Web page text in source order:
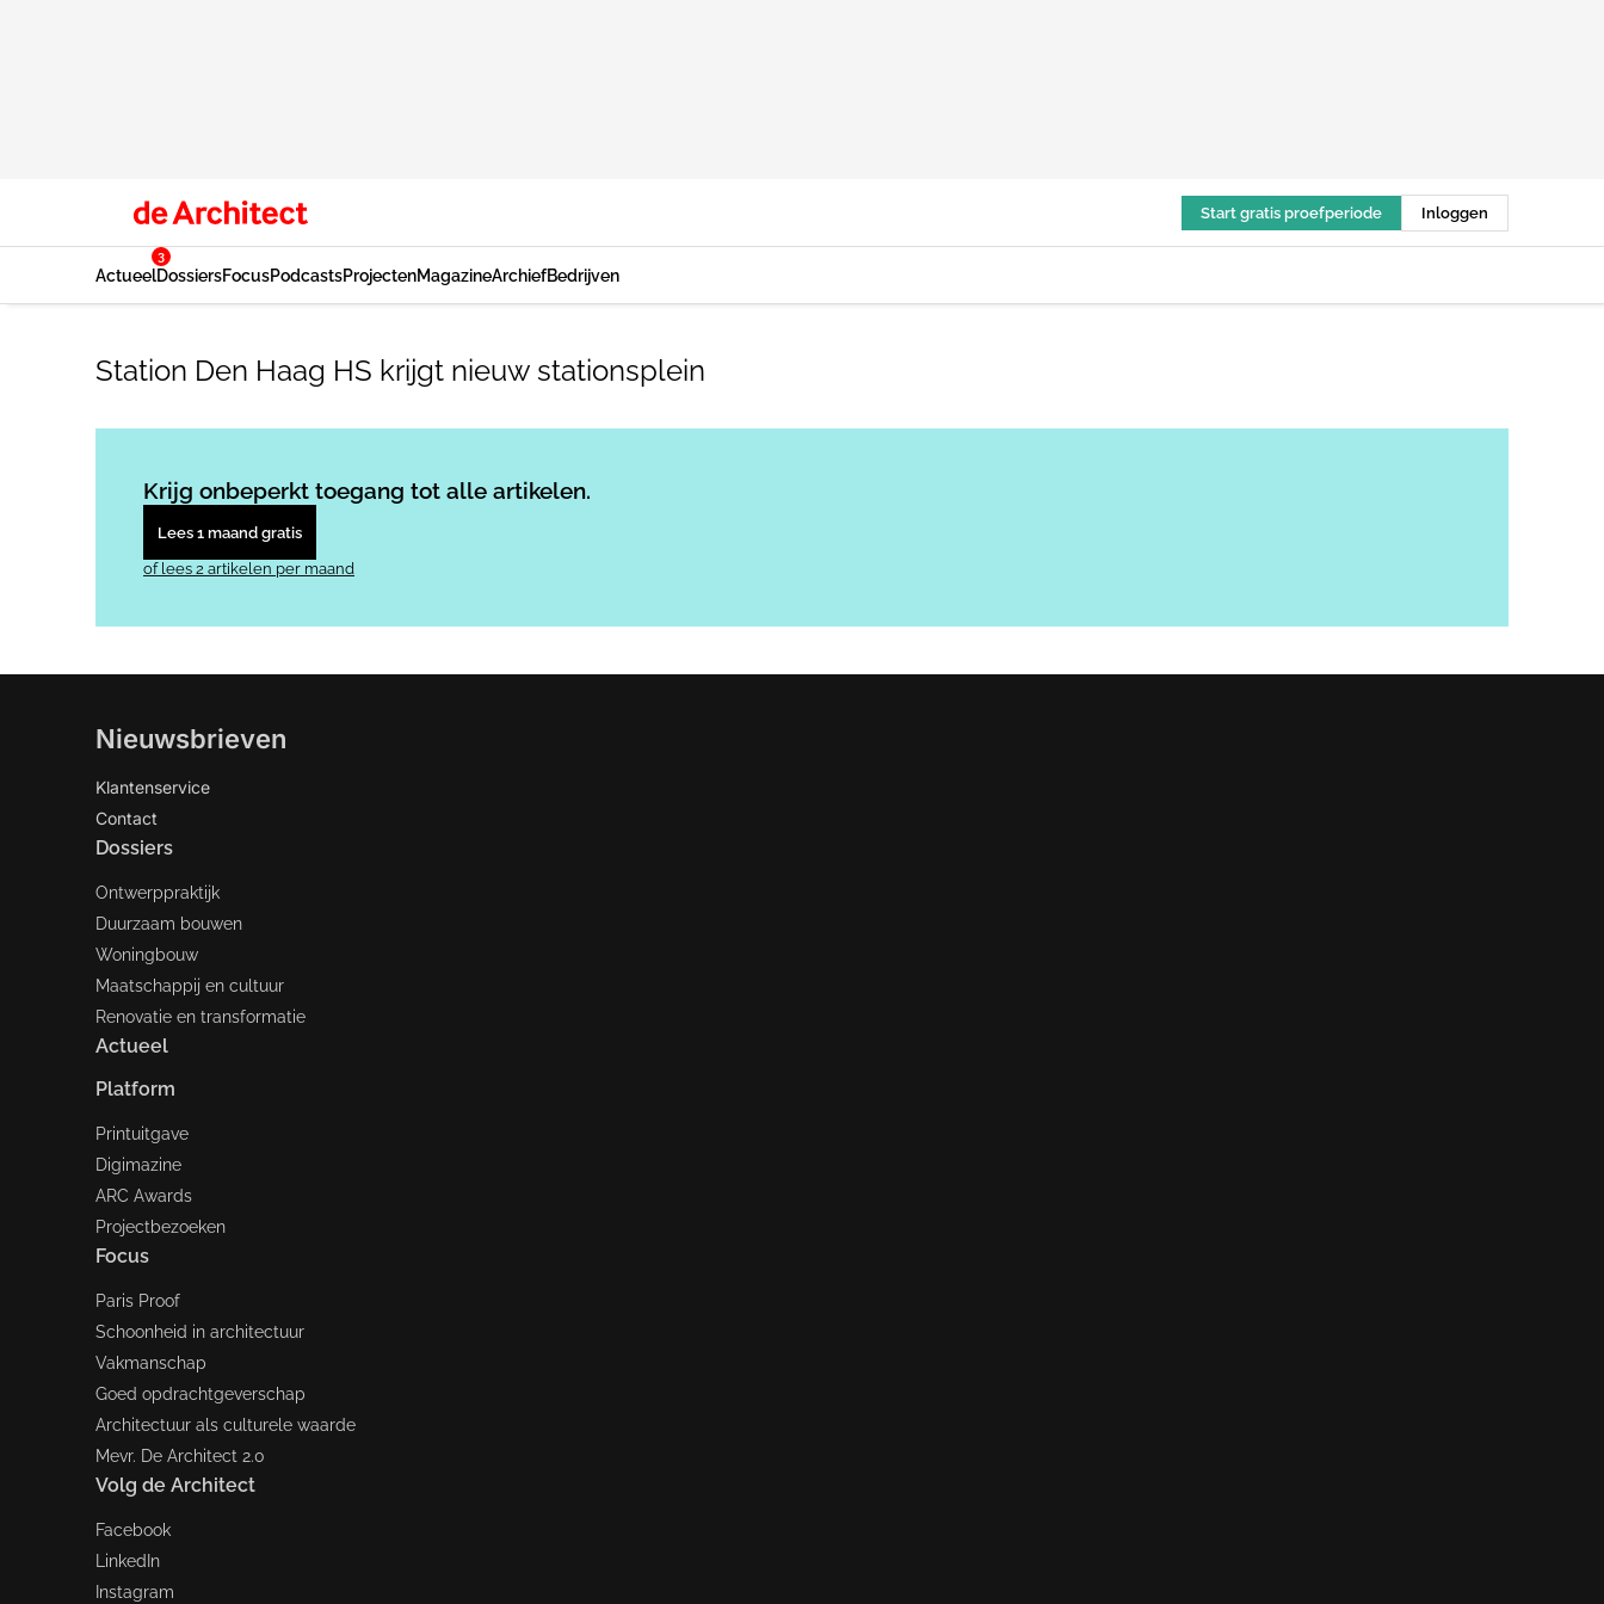
Start gratis proefperiode Inloggen
Actueel
3
DossiersFocusPodcastsProjectenMagazineArchiefBedrijven
Station Den Haag HS krijgt nieuw stationsplein
Krijg onbeperkt toegang tot alle artikelen.
Lees 1 maand gratis
of lees 2 artikelen per maand
Nieuwsbrieven
Klantenservice
Contact
Dossiers
Ontwerppraktijk
Duurzaam bouwen
Woningbouw
Maatschappij en cultuur
Renovatie en transformatie
Actueel
Platform
Printuitgave
Digimazine
ARC Awards
Projectbezoeken
Focus
Paris Proof
Schoonheid in architectuur
Vakmanschap
Goed opdrachtgeverschap
Architectuur als culturele waarde
Mevr. De Architect 2.0
Volg de Architect
Facebook
LinkedIn
Instagram